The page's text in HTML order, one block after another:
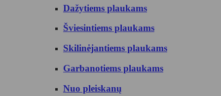
Dažytiems plaukams
Šviesintiems plaukams
Skilinėjantiems plaukams
Garbanotiems plaukams
Nuo pleiskanų